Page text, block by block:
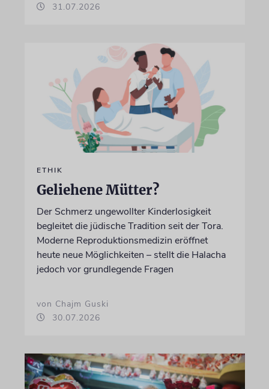
31.07.2026
ETHIK
Geliehene Mütter?
Der Schmerz ungewollter Kinderlosigkeit
begleitet die jüdische Tradition seit der Tora.
Moderne Reproduktionsmedizin eröffnet
heute neue Möglichkeiten – stellt die Halacha
jedoch vor grundlegende Fragen
von Chajm Guski
30.07.2026